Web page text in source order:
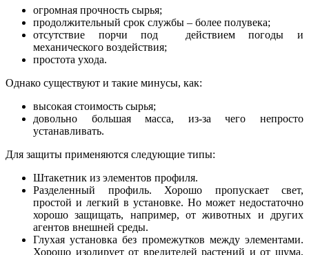
огромная прочность сырья;
продолжительный срок службы – более полувека;
отсутствие порчи под действием погоды и
механического воздействия;
простота ухода.
Однако существуют и такие минусы, как:
высокая стоимость сырья;
довольно большая масса, из-за чего непросто
устанавливать.
Для защиты применяются следующие типы:
Штакетник из элементов профиля.
Разделенный профиль. Хорошо пропускает свет,
простой и легкий в установке. Но может недостаточно
хорошо защищать, например, от животных и других
агентов внешней среды.
Глухая установка без промежутков между элементами.
Хорошо изолирует от вредителей растений и от шума,